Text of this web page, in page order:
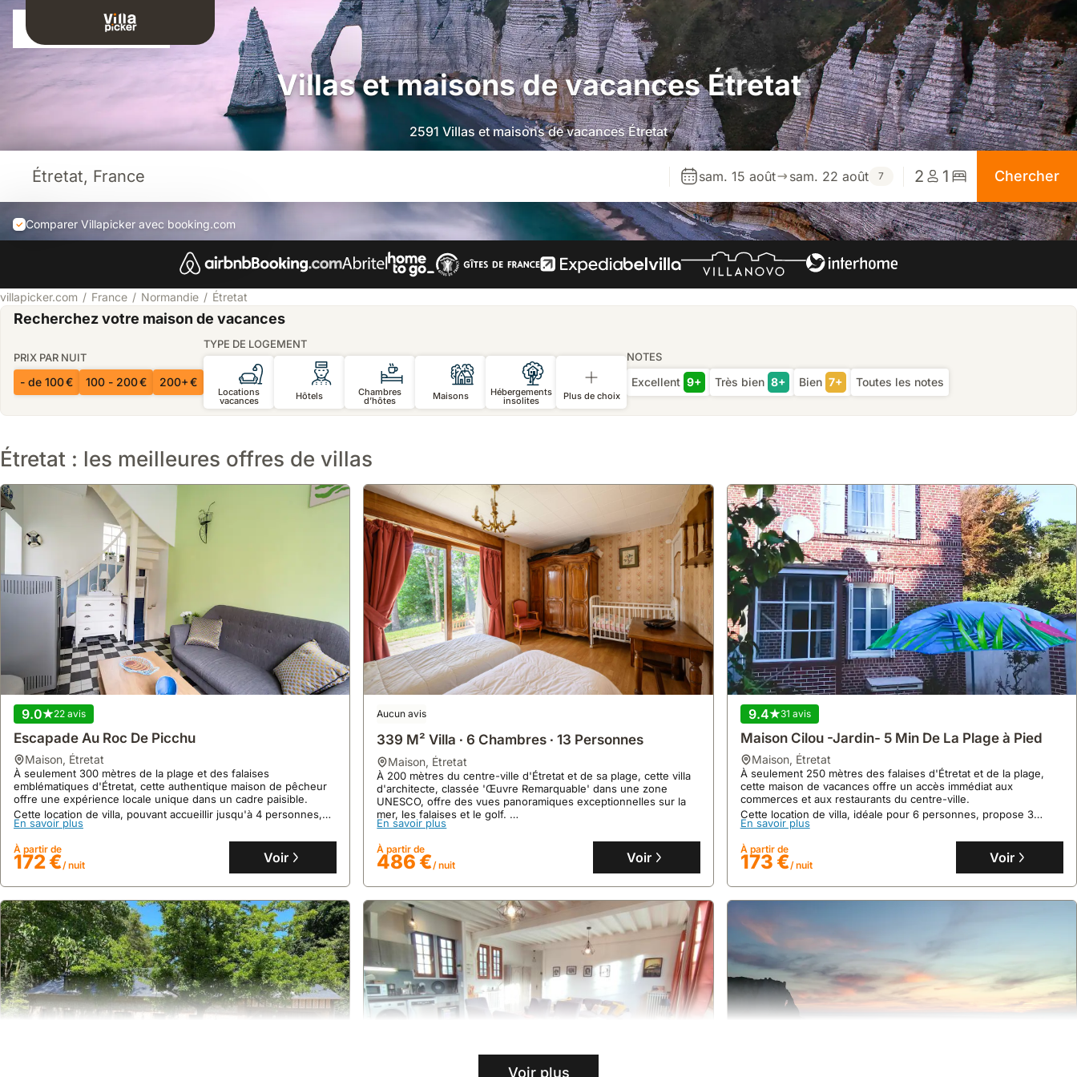
Connexion
Villas et maisons de vacances Étretat
2591 Villas et maisons de vacances Étretat
sam. 15 août sam. 22 août 7 2 1 Chercher
Comparer Villapicker avec booking.com
villapicker.com France Normandie Étretat
Recherchez votre maison de vacances
PRIX PAR NUIT
- de 100 € 100 - 200 € 200+ €
TYPE DE LOGEMENT
Locations
vacances Hôtels Chambres
d’hôtes Maisons Hébergements
insolites Plus de choix
NOTES
Excellent 9+ Très bien 8+ Bien 7+ Toutes les notes
Étretat : les meilleures offres de villas
9.0 22 avis
Escapade Au Roc De Picchu
maison, Étretat
À seulement 300 mètres de la plage et des falaises
emblématiques d'Étretat, cette authentique maison de pêcheur
offre une expérience locale unique dans un cadre paisible.
Cette location de villa, pouvant accueillir jusqu'à 4 personnes,
propose un séjour confortable avec poêle à granulés, une
cuisine équipée et une cour extérieure privée, à proximité
immédiate des commerces.
En savoir plus
À partir de
172 €/ nuit Voir
Aucun avis
339 M² Villa ∙ 6 Chambres ∙ 13 Personnes
maison, Étretat
À 200 mètres du centre-ville d'Étretat et de sa plage, cette villa
d'architecte, classée 'Œuvre Remarquable' dans une zone
UNESCO, offre des vues panoramiques exceptionnelles sur la
mer, les falaises et le golf.
Cette vaste propriété de 339 m² propose des hébergements
modulables avec 6 chambres et 3 salles de bain pour jusqu'à 13
personnes, incluant une piscine, un jacuzzi, un sauna, un
espace fitness, un chalet de jeux et un parking privé avec
En savoir plus
À partir de
486 €/ nuit Voir
9.4 31 avis
Maison Cilou -Jardin- 5 Min De La Plage à Pied
maison, Étretat
À seulement 250 mètres des falaises d'Étretat et de la plage,
cette maison de vacances offre un accès immédiat aux
commerces et aux restaurants du centre-ville.
Cette location de villa, idéale pour 6 personnes, propose 3
chambres, une cuisine équipée et un jardin, avec un service de
En savoir plus
À partir de
173 €/ nuit Voir
Voir plus